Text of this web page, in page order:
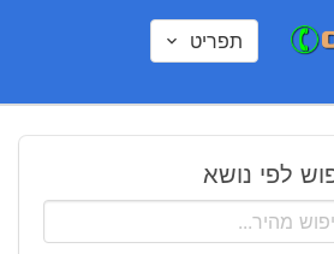
תפריט
לפי נושא